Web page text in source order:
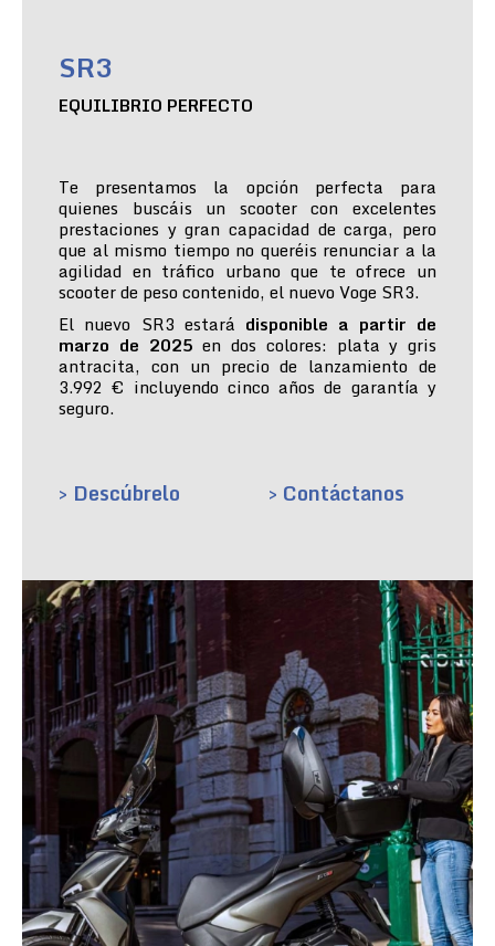
SR3
EQUILIBRIO PERFECTO
Te presentamos la opción perfecta para
quienes buscáis un scooter con excelentes
prestaciones y gran capacidad de carga, pero
que al mismo tiempo no queréis renunciar a la
agilidad en tráfico urbano que te ofrece un
scooter de peso contenido, el nuevo Voge SR3.
El nuevo SR3 estará disponible a partir de
marzo de 2025 en dos colores: plata y gris
antracita, con un precio de lanzamiento de
3.992 € incluyendo cinco años de garantía y
seguro.
> Descúbrelo > Contáctanos